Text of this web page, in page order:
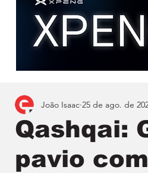
Qashqai:
pavio
João Isaac 25 de ago. de